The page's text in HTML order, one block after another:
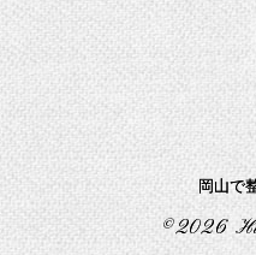
岡山で
©2026